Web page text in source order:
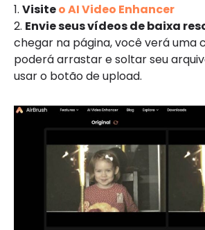
1. Visiteo AI Video Enhancer
2. Envie seus vídeos de baixa
chegar na página, você verá uma
poderá arrastar e soltar seu
usar o botão de upload.